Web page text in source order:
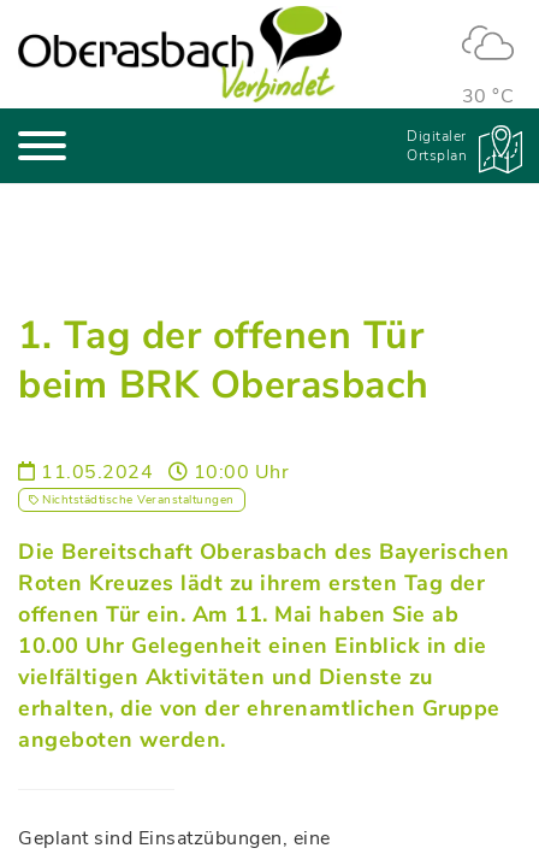
30 °C
Digitaler
Ortsplan
1. Tag der offenen Tür
beim BRK Oberasbach
11.05.2024 10:00 Uhr
Nichtstädtische Veranstaltungen
Die Bereitschaft Oberasbach des Bayerischen
Roten Kreuzes lädt zu ihrem ersten Tag der
offenen Tür ein. Am 11. Mai haben Sie ab
10.00 Uhr Gelegenheit einen Einblick in die
vielfältigen Aktivitäten und Dienste zu
erhalten, die von der ehrenamtlichen Gruppe
angeboten werden.
Geplant sind Einsatzübungen, eine